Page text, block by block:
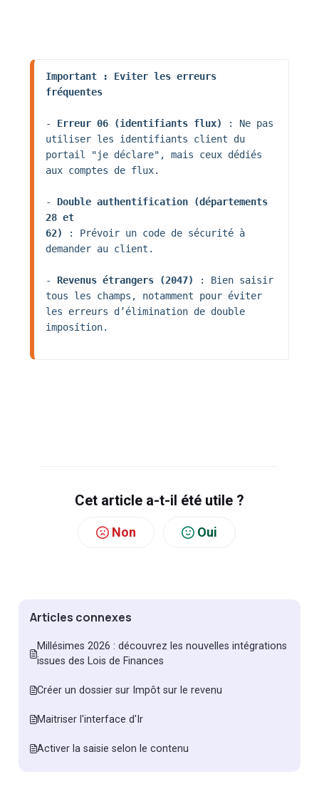
Important : Eviter les erreurs
fréquentes
- Erreur 06 (identifiants flux)
: Ne pas
utiliser les identifiants client du
portail "je déclare", mais ceux dédiés
aux comptes de flux.
- Double authentification (départements
28 et
62)
: Prévoir un code de sécurité à
demander au client.
- Revenus étrangers (2047)
: Bien saisir
tous les champs, notamment pour éviter
les erreurs d’élimination de double
imposition.
Cet article a-t-il été utile ?
Non Oui
Articles connexes
Millésimes 2026 : découvrez les nouvelles intégrations
issues des Lois de Finances
Créer un dossier sur Impôt sur le revenu
Maitriser l'interface d'Ir
Activer la saisie selon le contenu